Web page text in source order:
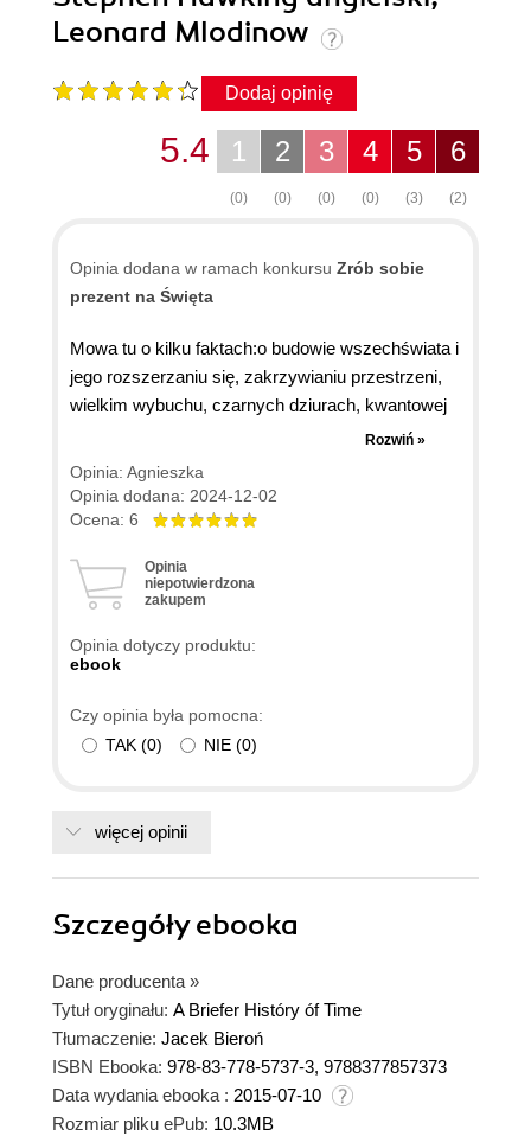
Leonard Mlodinow
Dodaj opinię
6
(2)
5
(3)
4
(0)
3
(0)
2
(0)
1
(0)
5.4
Opinia dodana w ramach konkursu Zrób sobie
prezent na Święta
Mowa tu o kilku faktach:o budowie wszechświata i
jego rozszerzaniu się, zakrzywianiu przestrzeni,
wielkim wybuchu, czarnych dziurach, kwantowej
grawitacji, tunelach czasoprzestrzennych i
podróżach w czasie oraz wielu, wielu innych,! o
Wszystkim i kosmosie.,okazuje się,że jesteśmy
tacy malutcy względem tego co nas otacza.
Rozwiń »
Opinia: Agnieszka
Opinia dodana: 2024-12-02
Ocena: 6
Opinia
niepotwierdzona
zakupem
Opinia dotyczy produktu:
ebook
Czy opinia była pomocna:
TAK (0) NIE (0)
więcej opinii
Szczegółyebooka
Dane producenta »
Tytuł oryginału: A Briefer Históry óf Time
Tłumaczenie: Jacek Bieroń
ISBN Ebooka: 978-83-778-5737-3, 9788377857373
Data wydania ebooka : 2015-07-10
Rozmiar pliku ePub: 10.3MB